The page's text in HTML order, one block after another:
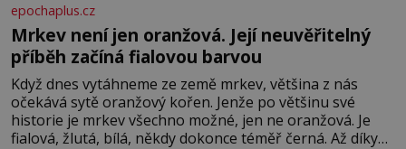
epochaplus.cz
Mrkev není jen oranžová. Její neuvěřitelný
příběh začíná fialovou barvou
Když dnes vytáhneme ze země mrkev, většina z nás
očekává sytě oranžový kořen. Jenže po většinu své
historie je mrkev všechno možné, jen ne oranžová. Je
fialová, žlutá, bílá, někdy dokonce téměř černá. Až díky